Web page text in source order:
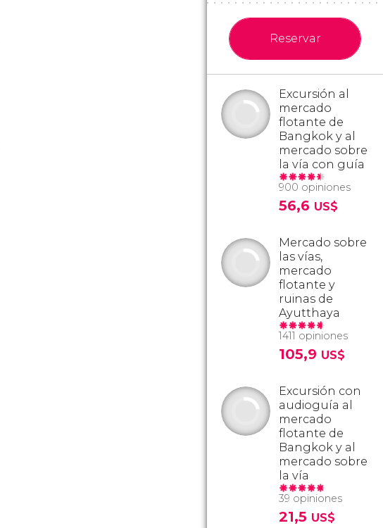
Reservar
Excursión al
mercado
flotante de
Bangkok y al
mercado sobre
la vía con guía
900 opiniones
56,6 US$
Mercado sobre
las vías,
mercado
flotante y
ruinas de
Ayutthaya
1411 opiniones
105,9 US$
Excursión con
audioguía al
mercado
flotante de
Bangkok y al
mercado sobre
la vía
39 opiniones
21,5 US$